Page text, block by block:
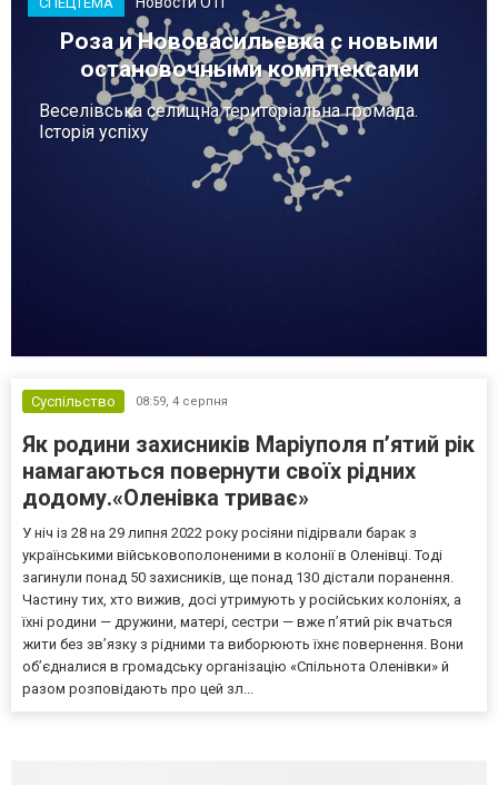
Роза и Нововасильевка с новыми
остановочными комплексами
Веселівська селищна територіальна громада.
Історія успіху
Суспільство 08:59, 4 серпня
Як родини захисників Маріуполя пʼятий рік
намагаються повернути своїх рідних
додому.«Оленівка триває»
У ніч із 28 на 29 липня 2022 року росіяни підірвали барак з
українськими військовополоненими в колонії в Оленівці. Тоді
загинули понад 50 захисників, ще понад 130 дістали поранення.
Частину тих, хто вижив, досі утримують у російських колоніях, а
їхні родини — дружини, матері, сестри — вже п’ятий рік вчаться
жити без зв’язку з рідними та виборюють їхнє повернення. Вони
об’єдналися в громадську організацію «Спільнота Оленівки» й
разом розповідають про цей зл...